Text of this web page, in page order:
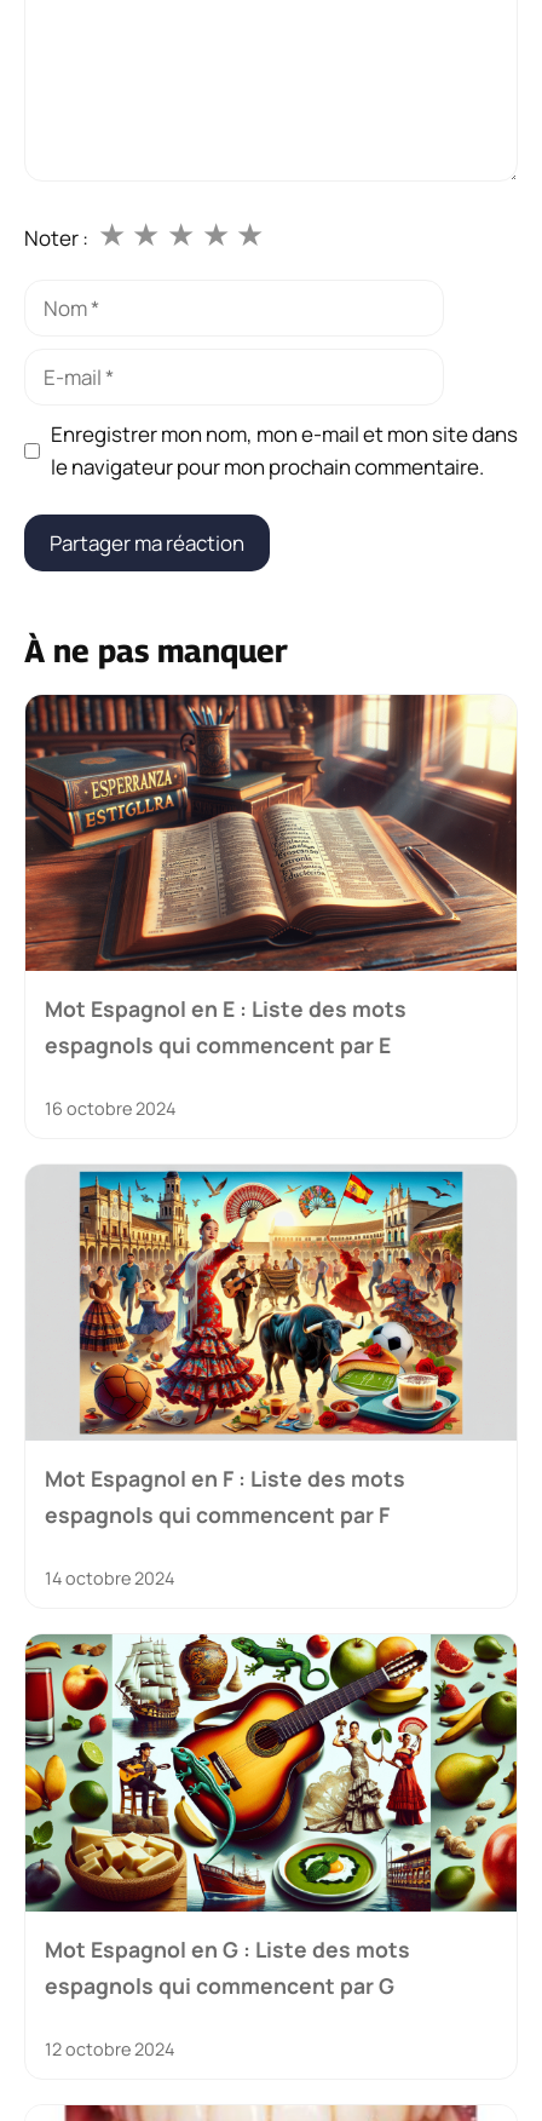
Noter : ★
★
★
★
★
Nom
Enregistrer mon nom, mon e-mail et mon site dans
le navigateur pour mon prochain commentaire.
À ne pas manquer
Mot Espagnol en E : Liste des mots
espagnols qui commencent par E
16 octobre 2024
Mot Espagnol en F : Liste des mots
espagnols qui commencent par F
14 octobre 2024
Mot Espagnol en G : Liste des mots
espagnols qui commencent par G
12 octobre 2024